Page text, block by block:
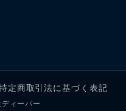
定商取引法に基づく表記
ィーパー